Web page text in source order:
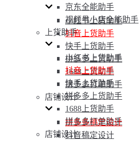
小红书上货助手
抖音上货助手
快手上货助手
拼多多上货助手
1688上货助手
拼多多打单助手
店铺设计
拼多多稿定设计
抖音稿定设计
京东全能助手
视频号小店全能助手
上货助手
小红书上货助手
抖音上货助手
快手上货助手
拼多多上货助手
1688上货助手
拼多多打单助手
店铺设计